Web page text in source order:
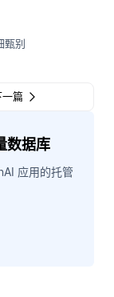
甄别
一篇
数据库
应用的托管